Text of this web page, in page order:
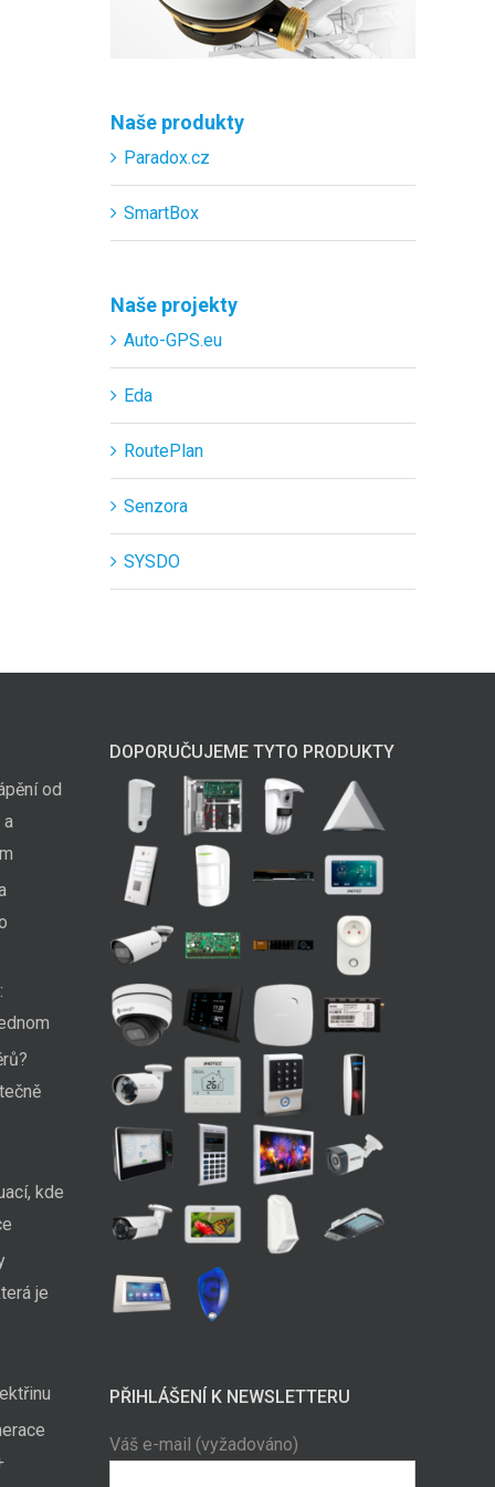
Naše produkty
Paradox.cz
SmartBox
Naše projekty
Auto-GPS.eu
Eda
RoutePlan
Senzora
SYSDO
od
a
kde
je
DOPORUČUJEME TYTO PRODUKTY
PŘIHLÁŠENÍ K NEWSLETTERU
Váš e-mail (vyžadováno)